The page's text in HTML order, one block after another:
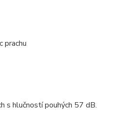
prachu
s hlučností pouhých 57 dB.